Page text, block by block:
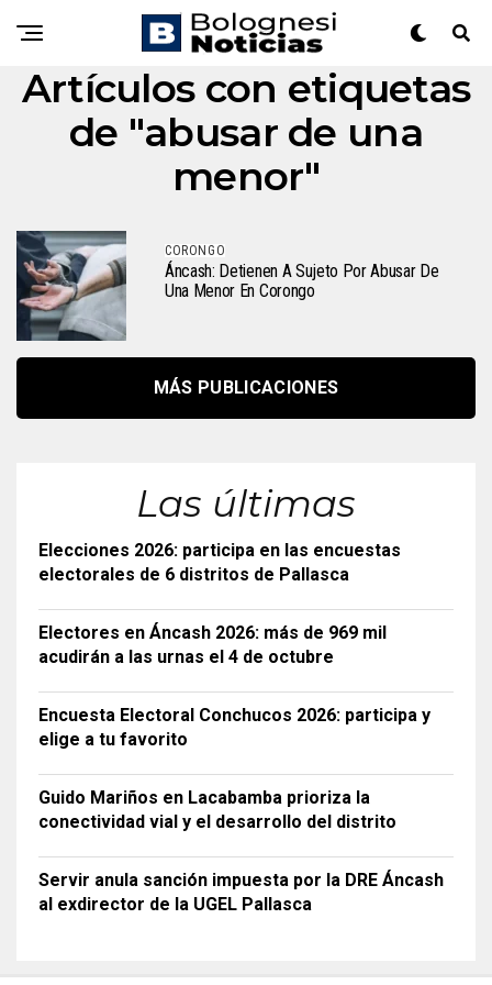
Artículos con etiquetas
de "abusar de una
menor"
CORONGO
Áncash: Detienen A Sujeto Por Abusar De
Una Menor En Corongo
MÁS PUBLICACIONES
Las últimas
Elecciones 2026: participa en las encuestas
electorales de 6 distritos de Pallasca
Electores en Áncash 2026: más de 969 mil
acudirán a las urnas el 4 de octubre
Encuesta Electoral Conchucos 2026: participa y
elige a tu favorito
Guido Mariños en Lacabamba prioriza la
conectividad vial y el desarrollo del distrito
Servir anula sanción impuesta por la DRE Áncash
al exdirector de la UGEL Pallasca